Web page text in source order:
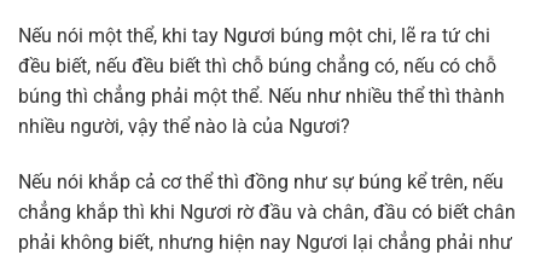
Nếu nói một thể, khi tay Ngươi búng một chi, lẽ ra tứ chi
đều biết, nếu đều biết thì chỗ búng chẳng có, nếu có chỗ
búng thì chẳng phải một thể. Nếu như nhiều thể thì thành
nhiều người, vậy thể nào là của Ngươi?
Nếu nói khắp cả cơ thể thì đồng như sự búng kể trên, nếu
chẳng khắp thì khi Ngươi rờ đầu và chân, đầu có biết chân
phải không biết, nhưng hiện nay Ngươi lại chẳng phải như